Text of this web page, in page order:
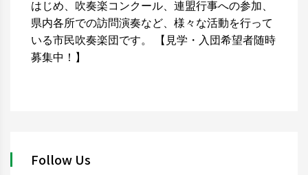
はじめ、吹奏楽コンクール、連盟行事への参加、
県内各所での訪問演奏など、様々な活動を行って
いる市民吹奏楽団です。 【見学・入団希望者随時
募集中！】
Follow Us